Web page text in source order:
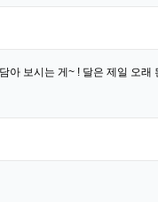
아 보시는 게~ ! 달은 제일 오래